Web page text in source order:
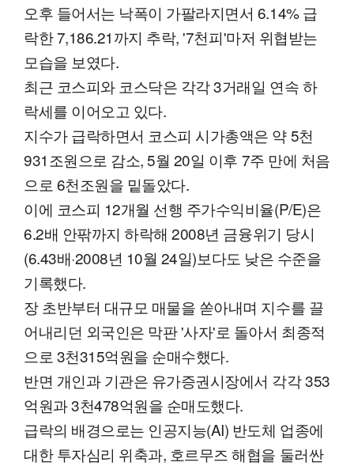
오후 들어서는 낙폭이 가팔라지면서 6.14% 급
락한 7,186.21까지 추락, '7천피'마저 위협받는
모습을 보였다.
최근 코스피와 코스닥은 각각 3거래일 연속 하
락세를 이어오고 있다.
지수가 급락하면서 코스피 시가총액은 약 5천
931조원으로 감소, 5월 20일 이후 7주 만에 처음
으로 6천조원을 밑돌았다.
이에 코스피 12개월 선행 주가수익비율(P/E)은
6.2배 안팎까지 하락해 2008년 금융위기 당시
(6.43배·2008년 10월 24일)보다도 낮은 수준을
기록했다.
장 초반부터 대규모 매물을 쏟아내며 지수를 끌
어내리던 외국인은 막판 '사자'로 돌아서 최종적
으로 3천315억원을 순매수했다.
반면 개인과 기관은 유가증권시장에서 각각 353
억원과 3천478억원을 순매도했다.
급락의 배경으로는 인공지능(AI) 반도체 업종에
대한 투자심리 위축과, 호르무즈 해협을 둘러싼